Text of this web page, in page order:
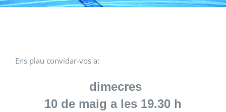
Ens plau convidar-vos a:
dimecres
10 de maig a les 19.30 h